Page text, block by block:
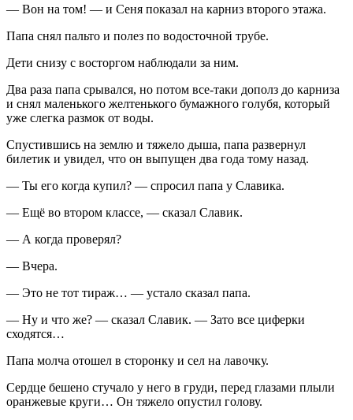
— Вон на том! — и Сеня показал на карниз второго этажа.
Папа снял пальто и полез по водосточной трубе.
Дети снизу с восторгом наблюдали за ним.
Два раза папа срывался, но потом все-таки дополз до карниза
и снял маленького желтенького бумажного голубя, который
уже слегка размок от воды.
Спустившись на землю и тяжело дыша, папа развернул
билетик и увидел, что он выпущен два года тому назад.
— Ты его когда купил? — спросил папа у Славика.
— Ещё во втором классе, — сказал Славик.
— А когда проверял?
— Вчера.
— Это не тот тираж… — устало сказал папа.
— Ну и что же? — сказал Славик. — Зато все циферки
сходятся…
Папа молча отошел в сторонку и сел на лавочку.
Сердце бешено стучало у него в груди, перед глазами плыли
оранжевые круги… Он тяжело опустил голову.